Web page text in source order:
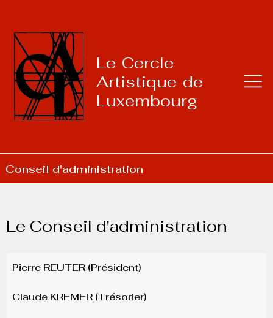
Le Cercle
Artistique de
Luxembourg
Conseil d'administration
Le Conseil d'administration
Pierre REUTER (Président)
Claude KREMER (Trésorier)